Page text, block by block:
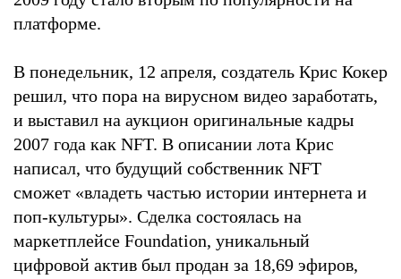
платформе.
В понедельник, 12 апреля, создатель Крис Кокер
решил, что пора на вирусном видео заработать,
и выставил на аукцион оригинальные кадры
2007 года как NFT. В описании лота Крис
написал, что будущий собственник NFT
сможет «владеть частью истории интернета и
поп-культуры». Сделка состоялась на
маркетплейсе Foundation, уникальный
цифровой актив был продан за 18,69 эфиров,